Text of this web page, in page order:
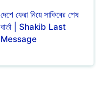
দেশে ফেরা নিয়ে সাকিবের শেষ
বার্তা | Shakib Last
Message